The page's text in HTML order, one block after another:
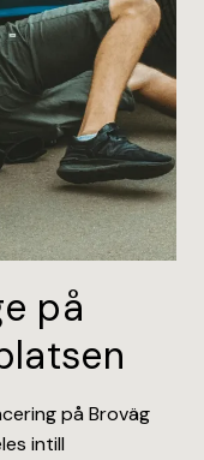
på
på Broväg
intill